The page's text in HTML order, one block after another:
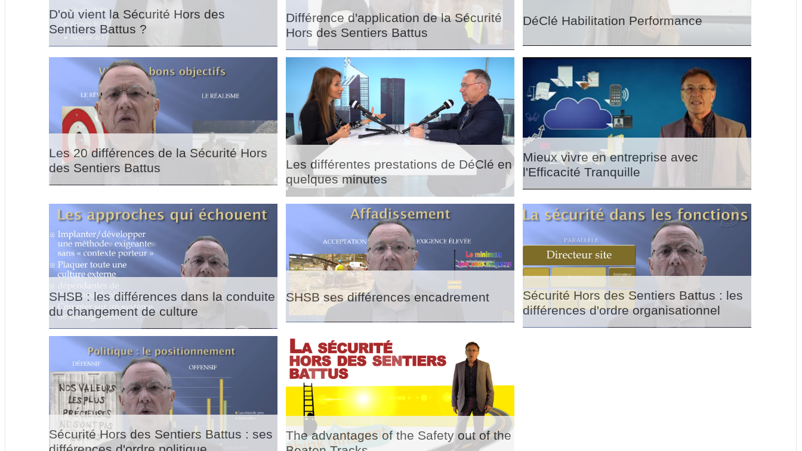
D'où vient la Sécurité Hors des
Sentiers Battus ?
Différence d'application de la Sécurité
Hors des Sentiers Battus
DéClé Habilitation Performance
Les 20 différences de la Sécurité Hors
des Sentiers Battus
Les différentes prestations de DéClé en
quelques minutes
Mieux vivre en entreprise avec
l'Efficacité Tranquille
SHSB : les différences dans la conduite
du changement de culture
SHSB ses différences encadrement
Sécurité Hors des Sentiers Battus : les
différences d'ordre organisationnel
Sécurité Hors des Sentiers Battus : ses
The advantages of the Safety out of the